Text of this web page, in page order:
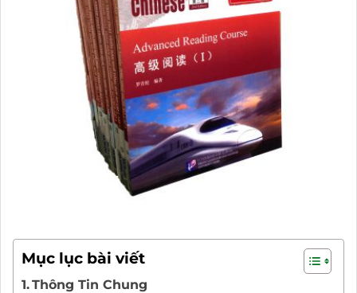
Mục lục bài viết
Thông Tin Chung